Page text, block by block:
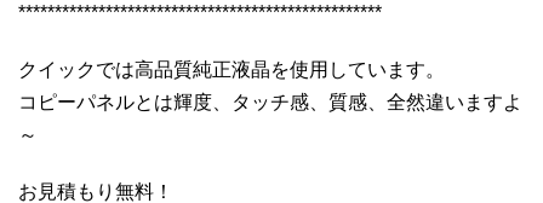
**************************************************
クイックでは高品質純正液晶を使用しています。
コピーパネルとは輝度、タッチ感、質感、全然違いますよ
～
お見積もり無料！